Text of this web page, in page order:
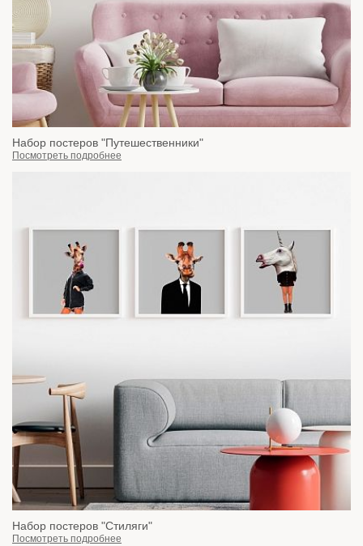
Набор постеров "Путешественники"
Посмотреть подробнее
Набор постеров "Стиляги"
Посмотреть подробнее